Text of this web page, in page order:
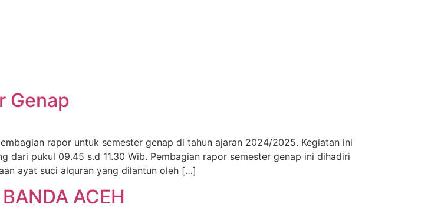
Genap
rapor untuk semester genap di tahun ajaran 2024/2025. Kegiatan ini
dari pukul 09.45 s.d 11.30 Wib. Pembagian rapor semester genap ini dihadiri
ayat suci alquran yang dilantun oleh […]
ACEH